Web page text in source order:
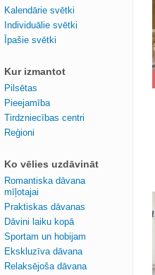
Kalendārie svētki
Individuālie svētki
Īpašie svētki
Kur izmantot
Pilsētas
Pieejamība
Tirdzniecības centri
Reģioni
Ko vēlies uzdāvināt
Romantiska dāvana
mīļotajai
Praktiskas dāvanas
Dāvini laiku kopā
Sportam un hobijam
Ekskluzīva dāvana
Relaksējoša dāvana